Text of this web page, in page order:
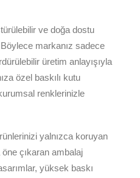
ve doğa dostu
markanız sadece
üretim anlayışıyla
özel baskılı kutu
renklerinizle
yalnızca koruyan
çıkaran ambalaj
yüksek baskı